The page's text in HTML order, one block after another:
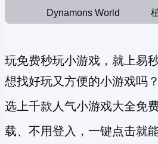
Dynamons World
玩免费秒玩小游戏，就上易秒
想找好玩又方便的小游戏吗
选上千款人气小游戏大全免
载、不用登入，一键点击就